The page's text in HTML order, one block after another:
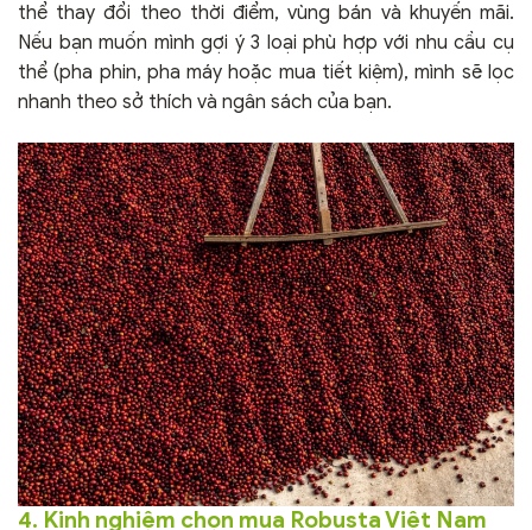
thể thay đổi theo thời điểm, vùng bán và khuyến mãi.
Nếu bạn muốn mình gợi ý 3 loại phù hợp với nhu cầu cụ
thể (pha phin, pha máy hoặc mua tiết kiệm), mình sẽ lọc
nhanh theo sở thích và ngân sách của bạn.
4. Kinh nghiệm chọn mua Robusta Việt Nam